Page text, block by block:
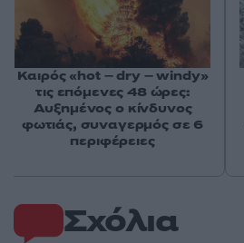
Σχόλια
Καιρός «hot – dry – windy»
τις επόμενες 48 ώρες:
Αυξημένος ο κίνδυνος
φωτιάς, συναγερμός σε 6
περιφέρειες